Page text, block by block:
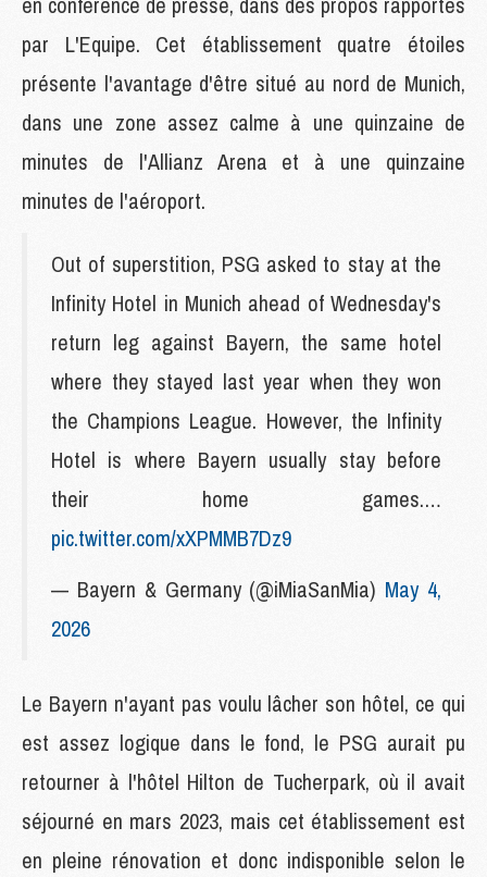
par L'Equipe. Cet établissement quatre étoiles
présente l'avantage d'être situé au nord de Munich,
dans une zone assez calme à une quinzaine de
minutes de l'Allianz Arena et à une quinzaine
minutes de l'aéroport.
Out of superstition, PSG asked to stay at the
Infinity Hotel in Munich ahead of Wednesday's
return leg against Bayern, the same hotel
where they stayed last year when they won
the Champions League. However, the Infinity
Hotel is where Bayern usually stay before
their home games.…
pic.twitter.com/xXPMMB7Dz9
— Bayern & Germany (@iMiaSanMia) May 4,
2026
Le Bayern n'ayant pas voulu lâcher son hôtel, ce qui
est assez logique dans le fond, le PSG aurait pu
retourner à l'hôtel Hilton de Tucherpark, où il avait
séjourné en mars 2023, mais cet établissement est
en pleine rénovation et donc indisponible selon le